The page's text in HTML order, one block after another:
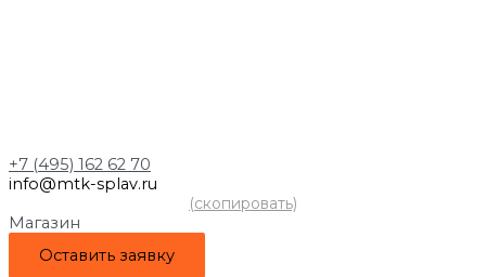
+7 (495) 162 62 70
info@mtk-splav.ru
(скопировать)
Магазин
Оставить заявку